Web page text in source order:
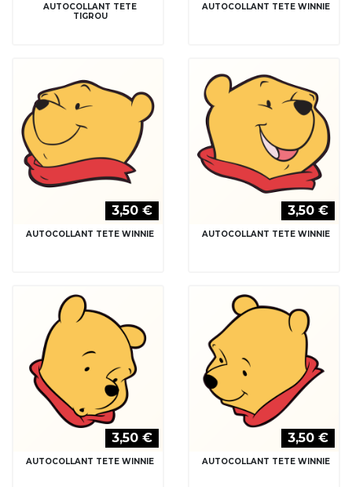
AUTOCOLLANT TETE
TIGROU
AUTOCOLLANT TETE WINNIE
3,50 €
AUTOCOLLANT TETE WINNIE
3,50 €
AUTOCOLLANT TETE WINNIE
3,50 €
AUTOCOLLANT TETE WINNIE
3,50 €
AUTOCOLLANT TETE WINNIE